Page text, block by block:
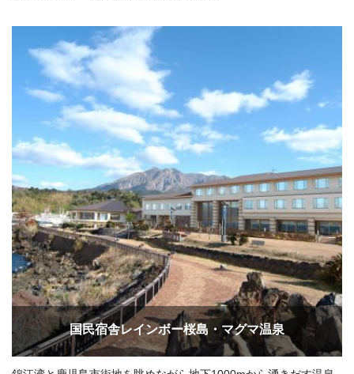
国民宿舎レインボー桜島・マグマ温泉